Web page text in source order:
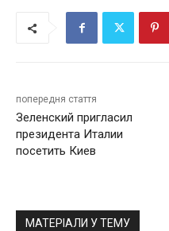
попередня стаття
Зеленский пригласил
президента Италии
посетить Киев
МАТЕРІАЛИ У ТЕМУ